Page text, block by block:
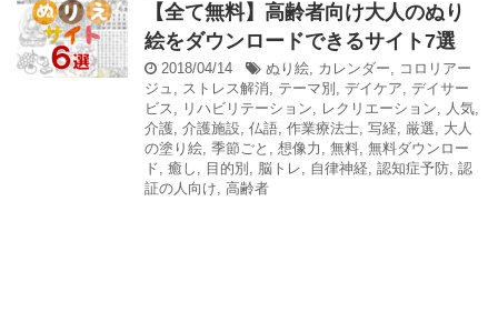
【全て無料】高齢者向け大人のぬり
絵をダウンロードできるサイト7選
2018/04/14 ぬり絵, カレンダー, コロリアー
ジュ , ストレス解消, テーマ別 , デイケア, デイサー
ビス, リハビリテーション, レクリエーション, 人気,
介護, 介護施設, 仏語, 作業療法士, 写経, 厳選, 大人
の塗り絵, 季節ごと , 想像力 , 無料, 無料ダウンロー
ド, 癒し , 目的別 , 脳トレ, 自律神経, 認知症予防, 認
証の人向け, 高齢者